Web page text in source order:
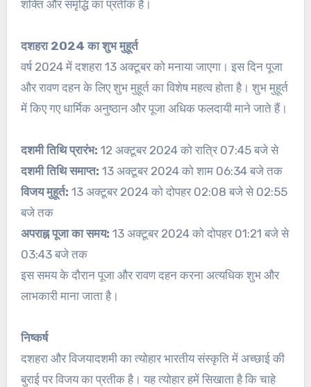
शक्ति और समृद्धि का प्रतीक है।
दशहरा 2024 का शुभ मुहूर्त
वर्ष 2024 में दशहरा 13 अक्टूबर को मनाया जाएगा। इस दिन पूजा
और रावण दहन के लिए शुभ मुहूर्त का विशेष महत्व होता है। शुभ मुहूर्त
में किए गए धार्मिक अनुष्ठान और पूजा अधिक फलदायी माने जाते हैं।
दशमी तिथि प्रारंभ: 12 अक्टूबर 2024 को रात्रि 07:45 बजे से
दशमी तिथि समाप्त: 13 अक्टूबर 2024 को शाम 06:34 बजे तक
विजय मुहूर्त: 13 अक्टूबर 2024 को दोपहर 02:08 बजे से 02:55
बजे तक
अपराह्न पूजा का समय: 13 अक्टूबर 2024 को दोपहर 01:21 बजे से
03:43 बजे तक
इस समय के दौरान पूजा और रावण दहन करना अत्यधिक शुभ और
लाभकारी माना जाता है।
निष्कर्ष
दशहरा और विजयादशमी का त्योहार भारतीय संस्कृति में अच्छाई की
बुराई पर विजय का प्रतीक है। यह त्योहार हमें सिखाता है कि चाहे